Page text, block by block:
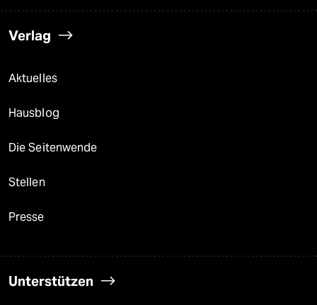
Verlag
Aktuelles
Hausblog
Die Seitenwende
Stellen
Presse
Unterstützen